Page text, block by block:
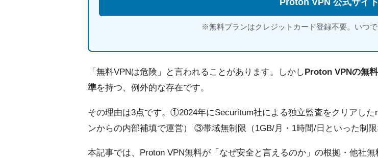
※無料プランはクレジットカード登録不要。いつで
「無料VPNは危険」と言われることがあります。しかし Proton VPNの無
準を持つ、例外的な存在です。
その理由は3点です。①2024年にSecu​ritum社による独立監査をクリアし
ンからの内部補填で運営） ③帯域無制限（1GB/月・1時間/日といった制限
本記事では、Proton VPN無料が「なぜ安全と言えるのか」の根拠・他社